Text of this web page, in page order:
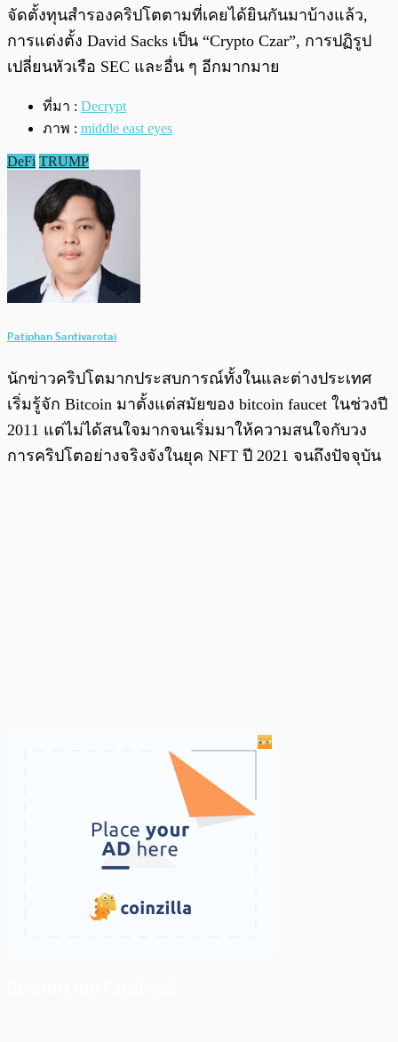
จัดตั้งทุนสำรองคริปโตตามที่เคยได้ยินกันมาบ้างแล้ว,
การแต่งตั้ง David Sacks เป็น “Crypto Czar”, การปฏิรูป
เปลี่ยนหัวเรือ SEC และอื่น ๆ อีกมากมาย
ที่มา : Decrypt
ภาพ : middle east eyes
DeFi TRUMP
Patiphan Santivarotai
นักข่าวคริปโตมากประสบการณ์ทั้งในและต่างประเทศ
เริ่มรู้จัก Bitcoin มาตั้งแต่สมัยของ bitcoin faucet ในช่วงปี
2011 แต่ไม่ได้สนใจมากจนเริ่มมาให้ความสนใจกับวง
การคริปโตอย่างจริงจังในยุค NFT ปี 2021 จนถึงปัจจุบัน